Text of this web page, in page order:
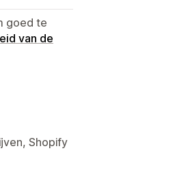
goed te
van de
Shopify